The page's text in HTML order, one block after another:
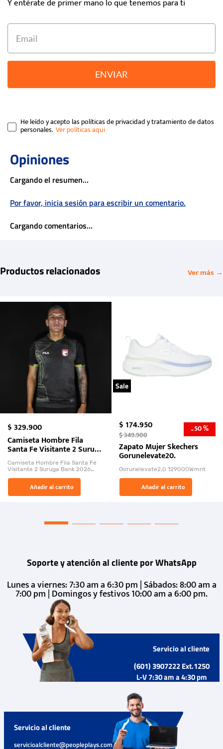
Y entérate de primer mano lo que tenemos para ti
ENVIAR
He leído y acepto las políticas de privacidad y tratamiento de datos
personales.
Cargando el resumen…
Por favor, inicia sesión para escribir un comentario.
Cargando comentarios…
Productos relacionados Ver más →
$329.900
Camiseta Hombre Fila
Santa Fe Visitante 2 Suruga
Bank 2026
Camiseta Hombre Fila Santa Fe
Visitante 2 Suruga Bank 2026
El Rugido del Sol Naciente:
“Primeros para la Et...
Añadir al carrito
Sale
$174.950
$349.900 -50 %
Zapato Mujer Skechers
Gorunelevate20.
Gorunelevate2.0 129000Wmnt
Añadir al carrito
Soporte y atención al cliente por WhatsApp
Lunes a viernes: 7:30 am a 6:30 pm | Sábados: 8:00 am a
7:00 pm | Domingos y festivos 10:00 am a 6:00 pm.
Servicio al cliente
(601) 3907222 Ext.1250
L-V 7:30 am a 4:30 pm
Servicio al cliente
servicioalcliente@peopleplays.com